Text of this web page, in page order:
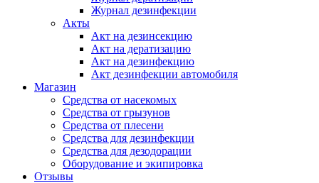
Журнал дезинфекции
Акты
Акт на дезинсекцию
Акт на дератизацию
Акт на дезинфекцию
Акт дезинфекции автомобиля
Магазин
Средства от насекомых
Средства от грызунов
Средства от плесени
Средства для дезинфекции
Средства для дезодорации
Оборудование и экипировка
Отзывы